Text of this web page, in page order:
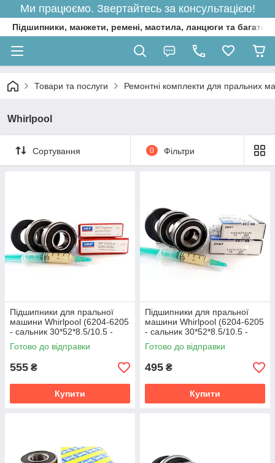
Ми працюємо. Звертайтесь за консультацією!
Підшипники, манжети, ремені, мастила, ланцюги та багато
Товари та послуги Ремонтні комплекти для пральних
Whirlpool
Сортування 0 Фільтри
Підшипники для пральної
машини Whirlpool (6204-6205
- сальник 30*52*8.5/10.5 -
мастило 2 мл) SKF
Готово до відправки
555 ₴
Купити
Підшипники для пральної
машини Whirlpool (6204-6205
- сальник 30*52*8.5/10.5 -
мастило 2 мл) Koyo Японія
Готово до відправки
495 ₴
Купити